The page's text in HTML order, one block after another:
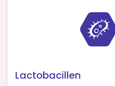
Lactobacillen